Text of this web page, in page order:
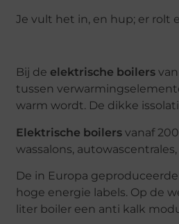
Je vult het in, en hup; er rolt
Bij de elektrische boilers
tussen
warm wordt. De dikke
Elektrische boilers vanaf
wassalons,
De in Europa geproduceerde
hoge energie labels. Op de
liter boiler een anti kalk